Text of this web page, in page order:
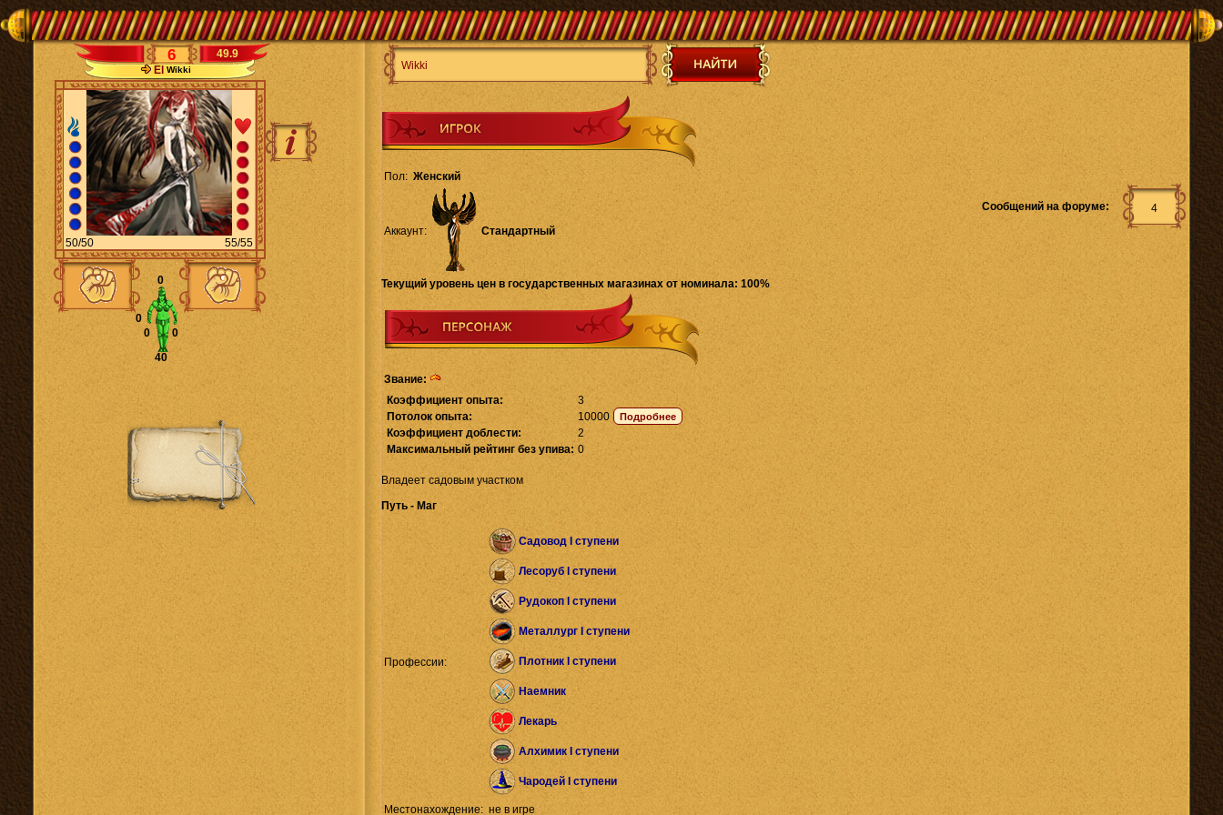
6
49.9
El Wikki
50/50 55/55
0
0
40
0 0
Пол: Женский
Аккаунт: Стандартный
Текущий уровень цен в государственных магазинах от номинала: 100%
Сообщений на форуме: 4
Звание:
Коэффициент опыта:
3
Потолок опыта:
10000
Коэффициент доблести:
2
Максимальный рейтинг без упива: 0
Владеет садовым участком
Путь - Маг
Профессии:
Садовод I ступени
Лесоруб I ступени
Рудокоп I ступени
Металлург I ступени
Плотник I ступени
Наемник
Лекарь
Алхимик I ступени
Чародей I ступени
Местонахождение: не в игре